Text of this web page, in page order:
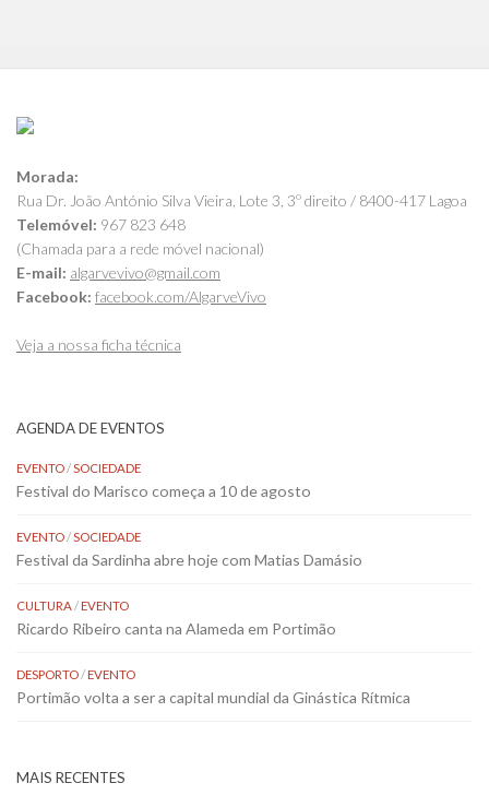
Morada:
Rua Dr. João António Silva Vieira, Lote 3, 3º direito / 8400-417 Lagoa
Telemóvel: 967 823 648
(Chamada para a rede móvel nacional)
E-mail: algarvevivo@gmail.com
Facebook: facebook.com/AlgarveVivo
Veja a nossa ficha técnica
AGENDA DE EVENTOS
EVENTO/SOCIEDADE
Festival do Marisco começa a 10 de agosto
EVENTO/SOCIEDADE
Festival da Sardinha abre hoje com Matias Damásio
CULTURA/EVENTO
Ricardo Ribeiro canta na Alameda em Portimão
DESPORTO/EVENTO
Portimão volta a ser a capital mundial da Ginástica Rítmica
MAIS RECENTES